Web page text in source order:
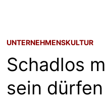
UNTERNEHMENSKULTUR
Schadlos
sein dürfen